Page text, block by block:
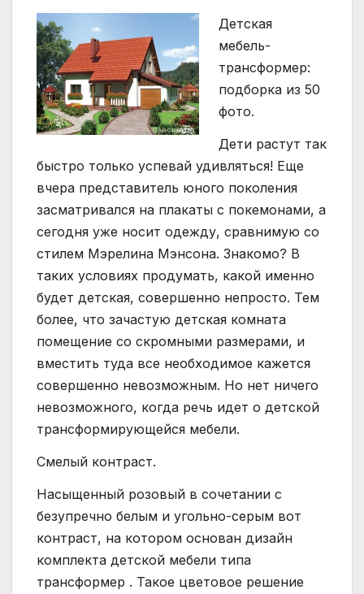
Детская
мебель-
трансформер:
подборка из 50
фото.
Дети растут так
быстро только успевай удивляться! Еще
вчера представитель юного поколения
засматривался на плакаты с покемонами, а
сегодня уже носит одежду, сравнимую со
стилем Мэрелина Мэнсона. Знакомо? В
таких условиях продумать, какой именно
будет детская, совершенно непросто. Тем
более, что зачастую детская комната
помещение со скромными размерами, и
вместить туда все необходимое кажется
совершенно невозможным. Но нет ничего
невозможного, когда речь идет о детской
трансформирующейся мебели.
Смелый контраст.
Насыщенный розовый в сочетании с
безупречно белым и угольно-серым вот
контраст, на котором основан дизайн
комплекта детской мебели типа
трансформер . Такое цветовое решение